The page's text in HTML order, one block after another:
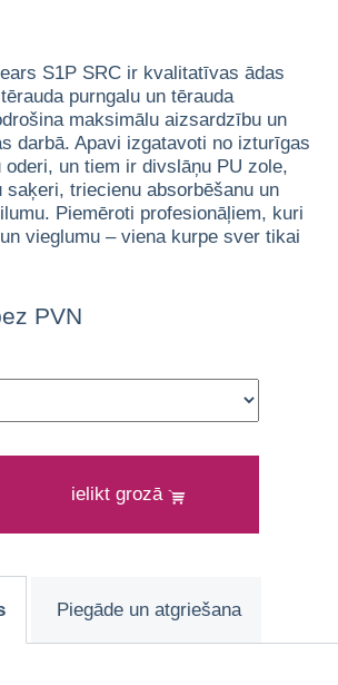
S1P SRC ir kvalitatīvas ādas
purngalu un tērauda
maksimālu aizsardzību un
darbā. Apavi izgatavoti no izturīgas
oderi, un tiem ir divslāņu PU zole,
saķeri, triecienu absorbēšanu un
Piemēroti profesionāļiem, kuri
vieglumu – viena kurpe sver tikai
PVN
ielikt grozā
Piegāde un atgriešana